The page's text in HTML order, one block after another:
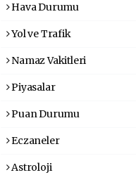
Hava Durumu
Yol ve Trafik
Namaz Vakitleri
Piyasalar
Puan Durumu
Eczaneler
Astroloji